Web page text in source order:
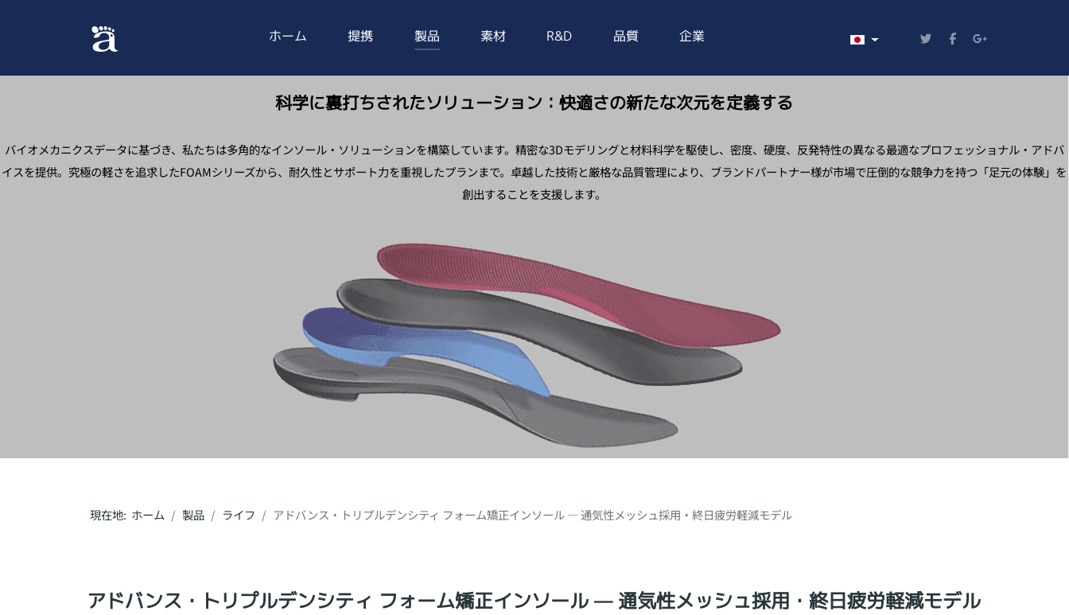
ホーム 提携 製品 素材 R&D 品質 企業 あなたが使う言語を選んでください
科学に裏打ちされたソリューション：快適さの新たな次元を定義する
バイオメカニクスデータに基づき、私たちは多角的なインソール・ソリューションを構築しています。精密な3Dモデリングと材料科学を駆使し、密度、硬度、反発特性の異なる最適なプロフェッショナル・アドバ
イスを提供。究極の軽さを追求したFOAMシリーズから、耐久性とサポート力を重視したプランまで。卓越した技術と厳格な品質管理により、ブランドパートナー様が市場で圧倒的な競争力を持つ「足元の体験」を
創出することを支援します。
現在地: ホーム 製品 ライフ アドバンス・トリプルデンシティ フォーム矯正インソール — 通気性メッシュ採用・終日疲労軽減モデル
アドバンス・トリプルデンシティ フォーム矯正インソール — 通気性メッシュ採用・終日疲労軽減モデル